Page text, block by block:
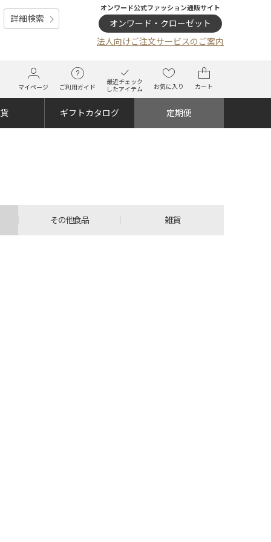
詳細検索
オンワード公式ファッション通販サイト
オンワード・クローゼット
法人向けご注文サービスのご案内
マイページ ご利用ガイド
最近チェック
したアイテム
お気に入り カート
ギフトカタログ 定期便
その他食品 雑貨